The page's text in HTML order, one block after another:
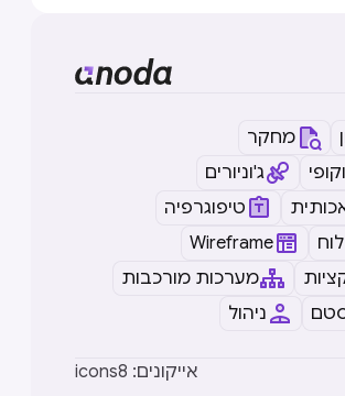
מחקר
ג'וניורים
טיפוגרפיה
Wireframe
מערכות מורכבות
ניהול
icons8 :אייקונים